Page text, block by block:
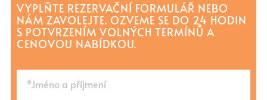
VYPLŇTE REZERVAČNÍ FORMULÁŘ NEBO
NÁM ZAVOLEJTE. OZVEME SE DO 24 HODIN
S POTVRZENÍM VOLNÝCH TERMÍNŮ A
CENOVOU NABÍDKOU.
*Jméno a příjmení